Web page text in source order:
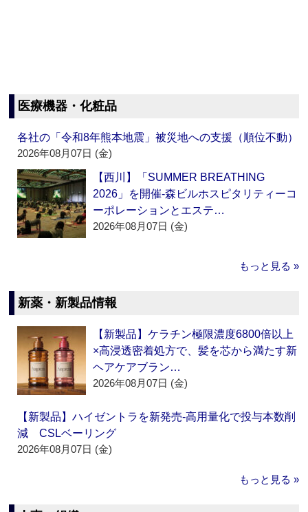
医療機器・化粧品
各社の「令和8年熊本地震」被災地への支援（順位不動）
2026年08月07日 (金)
【西川】「SUMMER BREATHING
2026」を開催‐森ビルホスピタリティーコ
ーポレーションとエステ…
2026年08月07日 (金)
もっと見る »
新薬・新製品情報
【新製品】ケラチン極限濃度6800倍以上
×高浸透密着処方で、髪を芯から満たす新
ヘアケアブラン…
2026年08月07日 (金)
【新製品】ハイゼントラを新発売‐高用量化で投与本数削
減 CSLベーリング
2026年08月07日 (金)
もっと見る »